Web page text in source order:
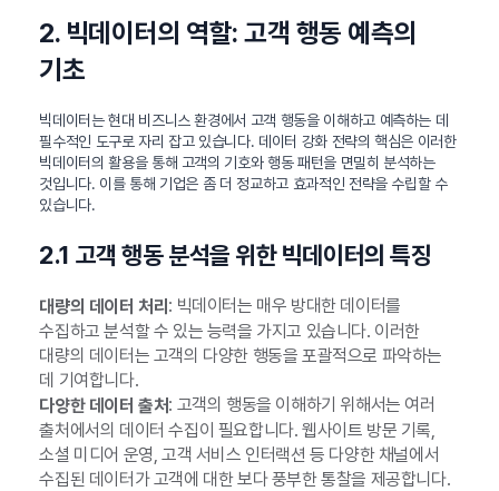
2. 빅데이터의 역할: 고객 행동 예측의
기초
빅데이터는 현대 비즈니스 환경에서 고객 행동을 이해하고 예측하는 데
필수적인 도구로 자리 잡고 있습니다. 데이터 강화 전략의 핵심은 이러한
빅데이터의 활용을 통해 고객의 기호와 행동 패턴을 면밀히 분석하는
것입니다. 이를 통해 기업은 좀 더 정교하고 효과적인 전략을 수립할 수
있습니다.
2.1 고객 행동 분석을 위한 빅데이터의 특징
대량의 데이터 처리 : 빅데이터는 매우 방대한 데이터를
수집하고 분석할 수 있는 능력을 가지고 있습니다. 이러한
대량의 데이터는 고객의 다양한 행동을 포괄적으로 파악하는
데 기여합니다.
다양한 데이터 출처: 고객의 행동을 이해하기 위해서는 여러
출처에서의 데이터 수집이 필요합니다. 웹사이트 방문 기록,
소셜 미디어 운영, 고객 서비스 인터랙션 등 다양한 채널에서
수집된 데이터가 고객에 대한 보다 풍부한 통찰을 제공합니다.